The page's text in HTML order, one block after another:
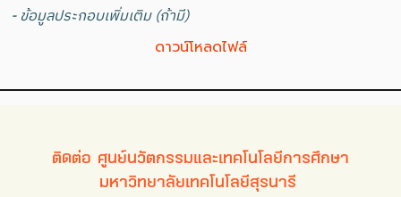
- ข้อมูลประกอบเพิ่มเติม (ถ้ามี)
ดาวน์โหลดไฟล์
ติดต่อ ศูนย์นวัตกรรมและเทคโนโลยีการศึกษา
มหาวิทยาลัยเทคโนโลยีสุรนารี